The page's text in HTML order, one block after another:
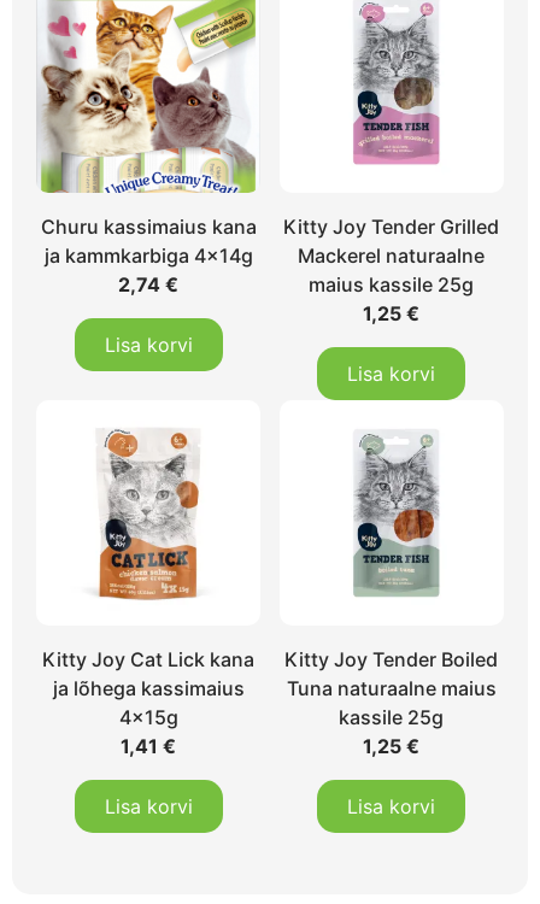
Churu kassimaius kana
ja kammkarbiga 4x14g
2,74€
Lisa korvi
Kitty Joy Tender Grilled
Mackerel naturaalne
maius kassile 25g
1,25€
Lisa korvi
Kitty Joy Cat Lick kana
ja lõhega kassimaius
4x15g
1,41€
Lisa korvi
Kitty Joy Tender Boiled
Tuna naturaalne maius
kassile 25g
1,25€
Lisa korvi